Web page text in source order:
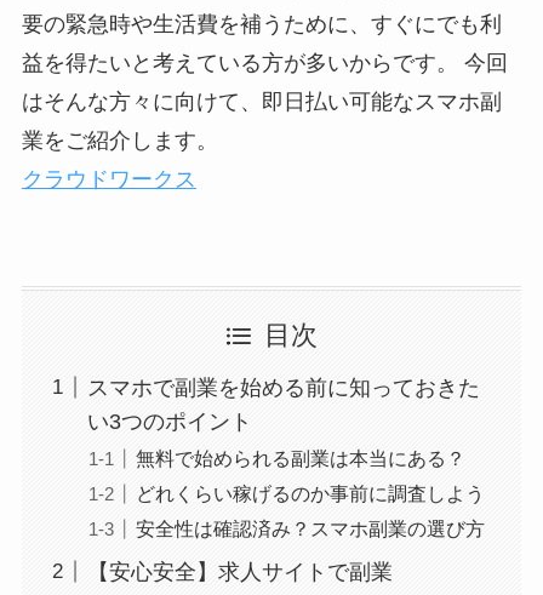
要の緊急時や生活費を補うために、すぐにでも利
益を得たいと考えている方が多いからです。 今回
はそんな方々に向けて、 即日払い可能なスマホ副
業をご紹介 します。
クラウドワークス
目次
スマホで副業を始める前に知っておきた
い3つのポイント
無料で始められる副業は本当にある？
どれくらい稼げるのか事前に調査しよう
安全性は確認済み？スマホ副業の選び方
【安心安全】求人サイトで副業